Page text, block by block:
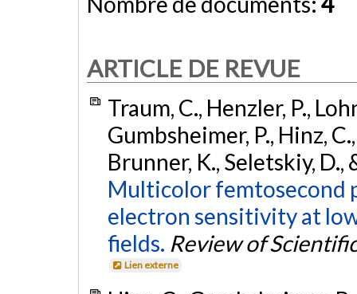
ARTICLE DE REVUE
Traum, C., Henzler, P.,
Gumbsheimer, P., Hinz,
Brunner, K., Seletskiy,
Multicolor femtosecond
electron sensitivity at
fields. Review of
Lien externe